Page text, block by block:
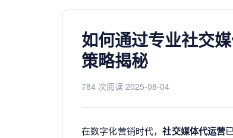
如何通过专业社交
策略揭秘
784 次阅读 2025-08-04
在数字化营销时代，社交媒体代运营